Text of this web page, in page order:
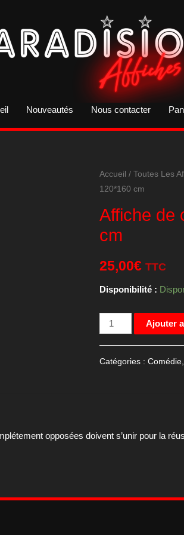
Nouveautés Nous contacter
Accueil / Toutes Les
120*160 cm
Affiche de
cm
25,00€ TTC
Disponibilité :
quantité
de
Le
Ajouter
Catégories : Comédie
opposées doivent s’unir pour la